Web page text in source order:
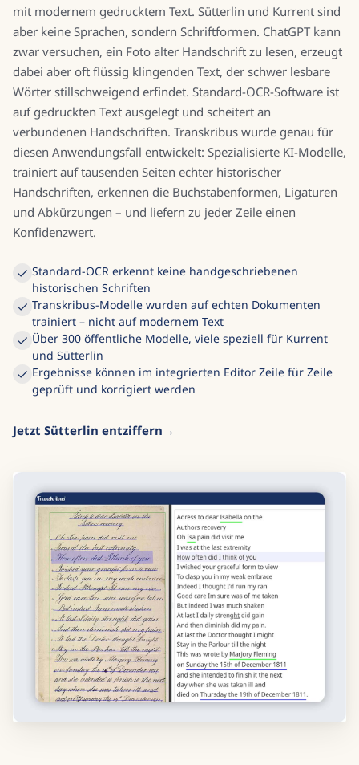
mit modernem gedrucktem Text. Sütterlin und Kurrent sind
aber keine Sprachen, sondern Schriftformen. ChatGPT kann
zwar versuchen, ein Foto alter Handschrift zu lesen, erzeugt
dabei aber oft flüssig klingenden Text, der schwer lesbare
Wörter stillschweigend erfindet. Standard-OCR-Software ist
auf gedruckten Text ausgelegt und scheitert an
verbundenen Handschriften. Transkribus wurde genau für
diesen Anwendungsfall entwickelt: Spezialisierte KI-Modelle,
trainiert auf tausenden Seiten echter historischer
Handschriften, erkennen die Buchstabenformen, Ligaturen
und Abkürzungen – und liefern zu jeder Zeile einen
Konfidenzwert.
Standard-OCR erkennt keine handgeschriebenen
historischen Schriften
Transkribus-Modelle wurden auf echten Dokumenten
trainiert – nicht auf modernem Text
Über 300 öffentliche Modelle, viele speziell für Kurrent
und Sütterlin
Ergebnisse können im integrierten Editor Zeile für Zeile
geprüft und korrigiert werden
Jetzt Sütterlin entziffern